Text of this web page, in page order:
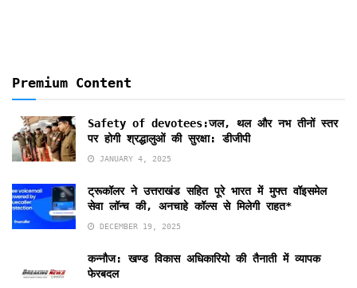
Premium Content
Safety of devotees:जल, थल और नभ तीनों स्तर
पर होगी श्रद्धालुओं की सुरक्षा: डीजीपी
JANUARY 4, 2025
ट्रूकॉलर ने उत्तराखंड सहित पूरे भारत में मुफ्त वॉइसमेल
सेवा लॉन्च की, अनचाहे कॉल्स से मिलेगी राहत*
DECEMBER 19, 2025
कन्नौज: खण्ड विकास अधिकारियो की तैनाती में व्यापक
फेरबदल